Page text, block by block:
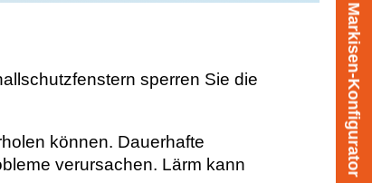
Markisen-Konfigurator
sperren Sie die
können. Dauerhafte
verursachen. Lärm kann